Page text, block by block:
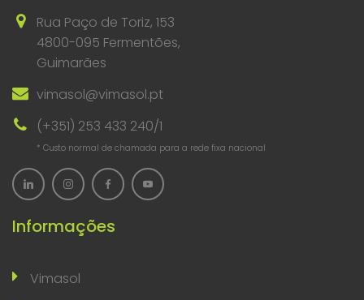
Rua Paço de Toriz, 153
4800-095 Fermentões,
Guimarães
vimasol@vimasol.pt
(+351) 253 433 240/1
* Custo normal de chamada para a rede fixa nacional
Informações
Vimasol